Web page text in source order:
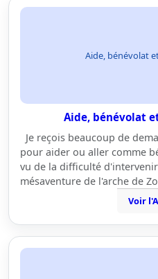
Aide, bénévolat
Aide, bénévolat
Je reçois beaucoup de
pour aider ou aller comme
vu de la difficulté
mésaventure de l'arche de
Voir